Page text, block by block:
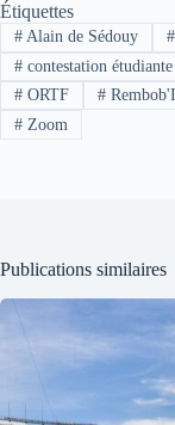
Étiquettes
#Alain de Sédouy #
#contestation étudiante
#ORTF #
#Zoom
Publications similaires